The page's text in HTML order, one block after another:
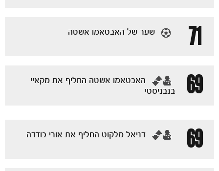
71 שער של האבטאמו אשטה
69
‏האבטאמו אשטה החליף את מקאיי
בנבניסטי
69 ‏דניאל מלקוט החליף את אורי כודדה